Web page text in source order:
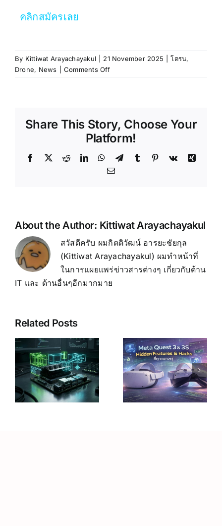
คลิกสมัครเลย
By Kittiwat Arayachayakul 21 November 2025 โดรน,
Drone, News Comments Off
Share This Story, Choose Your
Platform!
About the Author: Kittiwat Arayachayakul
สวัสดีครับ ผมกิตติวัฒน์ อารยะชัยกุล
(Kittiwat Arayachayakul) ผมทำหน้าที่
ในการแผยแพร่ข่าวสารต่างๆ เกี่ยวกับด้าน
IT และ ด้านอื่นๆอีกมากมาย
Related Posts
10 เทคนิค
ปลดล็อก
Meta Quest
3 เพิ่มพลัง
จริงได้ถึง
Swan ความ
ละเอียด 45
PPD สูงสุด
ในตลาด
พร้อมบุก